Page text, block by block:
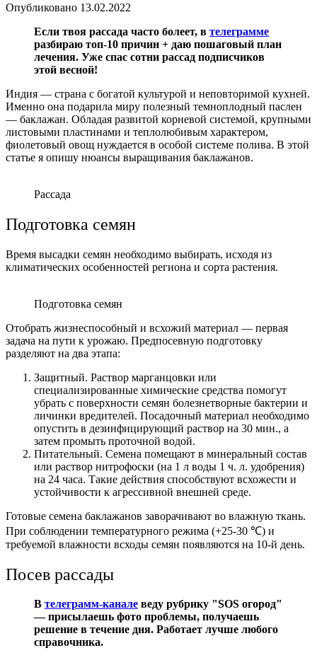
Опубликовано 13.02.2022
Если твоя рассада часто болеет, в телеграмме
разбираю топ-10 причин + даю пошаговый план
лечения. Уже спас сотни рассад подписчиков
этой весной!
Индия — страна с богатой культурой и неповторимой кухней.
Именно она подарила миру полезный темноплодный паслен
— баклажан. Обладая развитой корневой системой, крупными
листовыми пластинами и теплолюбивым характером,
фиолетовый овощ нуждается в особой системе полива. В этой
статье я опишу нюансы выращивания баклажанов.
Рассада
Подготовка семян
Время высадки семян необходимо выбирать, исходя из
климатических особенностей региона и сорта растения.
Подготовка семян
Отобрать жизнеспособный и всхожий материал — первая
задача на пути к урожаю. Предпосевную подготовку
разделяют на два этапа:
Защитный. Раствор марганцовки или
специализированные химические средства помогут
убрать с поверхности семян болезнетворные бактерии и
личинки вредителей. Посадочный материал необходимо
опустить в дезинфицирующий раствор на 30 мин., а
затем промыть проточной водой.
Питательный. Семена помещают в минеральный состав
или раствор нитрофоски (на 1 л воды 1 ч. л. удобрения)
на 24 часа. Такие действия способствуют всхожести и
устойчивости к агрессивной внешней среде.
Готовые семена баклажанов заворачивают во влажную ткань.
При соблюдении температурного режима (+25-30 ℃) и
требуемой влажности всходы семян появляются на 10-й день.
Посев рассады
В телеграмм-канале веду рубрику "SOS огород"
— присылаешь фото проблемы, получаешь
решение в течение дня. Работает лучше любого
справочника.